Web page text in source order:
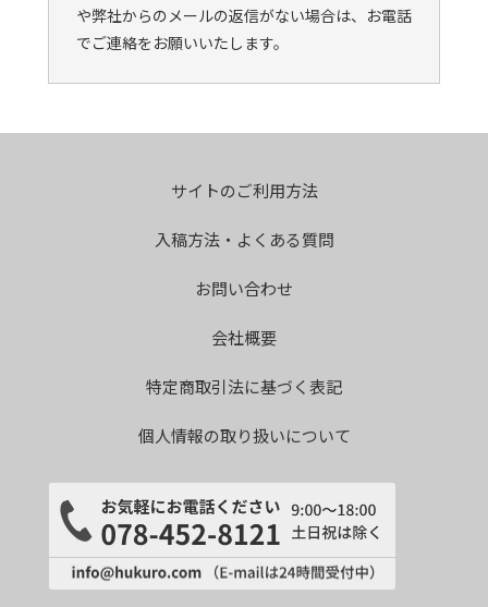
や弊社からのメールの返信がない場合は、お電話
でご連絡をお願いいたします。
サイトのご利用方法
入稿方法・よくある質問
お問い合わせ
会社概要
特定商取引法に基づく表記
個人情報の取り扱いについて